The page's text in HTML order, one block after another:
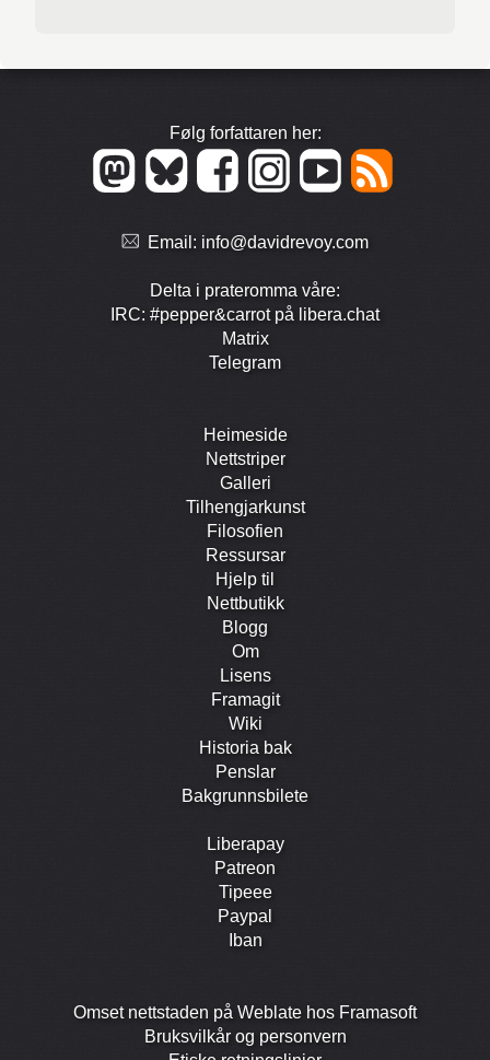
Følg forfattaren her:
Email: info@davidrevoy.com
Delta i prate­romma våre:
IRC: #pepper&carrot på libera.chat
Matrix
Telegram
Heimeside
Nett­striper
Galleri
Tilhengjar­kunst
Filosofien
Ressursar
Hjelp til
Nett­butikk
Blogg
Om
Lisens
Framagit
Wiki
Historia bak
Penslar
Bakgrunns­bilete
Liberapay
Patreon
Tipeee
Paypal
Iban
Omset nettstaden på Weblate hos Framasoft
Bruks­vilkår og person­vern